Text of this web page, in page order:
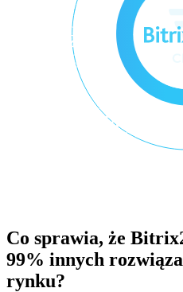
Co sprawia, że
99% innych
rynku?